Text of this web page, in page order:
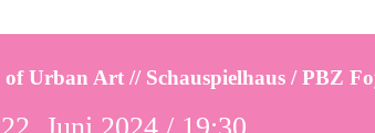
Urban Art // Schauspielhaus / PBZ
Juni 2024 / 19:30